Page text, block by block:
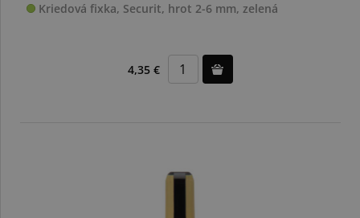
Kriedová fixka, Securit, hrot 2-6 mm, zelená
4,35 €